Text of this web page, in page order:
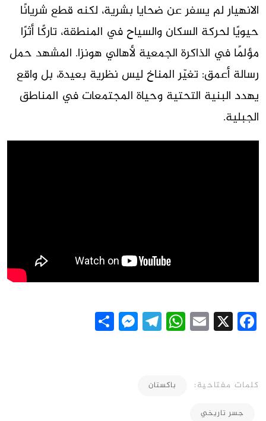
الانهيار لم يسفر عن ضحايا بشرية، لكنه قطع شريانًا
حيويًا لحركة السكان والسياح في المنطقة، تاركًا أثرًا
مؤلمًا في الذاكرة الجمعية لأهالي هونزا. المشهد حمل
رسالة أعمق: تغيّر المناخ ليس نظرية بعيدة، بل واقع
يهدد البنية التحتية وحياة المجتمعات في المناطق
الجبلية.
Facebook
X
Email
WhatsApp
Telegram
Messenger
كلمات مفتاحية: باكستان
جسر تاريخي